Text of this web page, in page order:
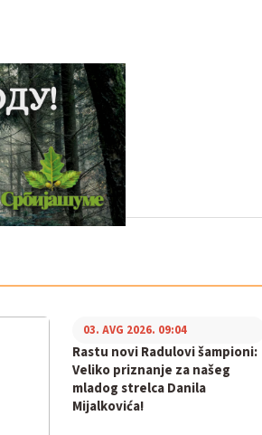
Rastu novi Radulovi šampioni:
Veliko priznanje za našeg
mladog strelca Danila
Mijalkovića!
03. AVG 2026. 09:04